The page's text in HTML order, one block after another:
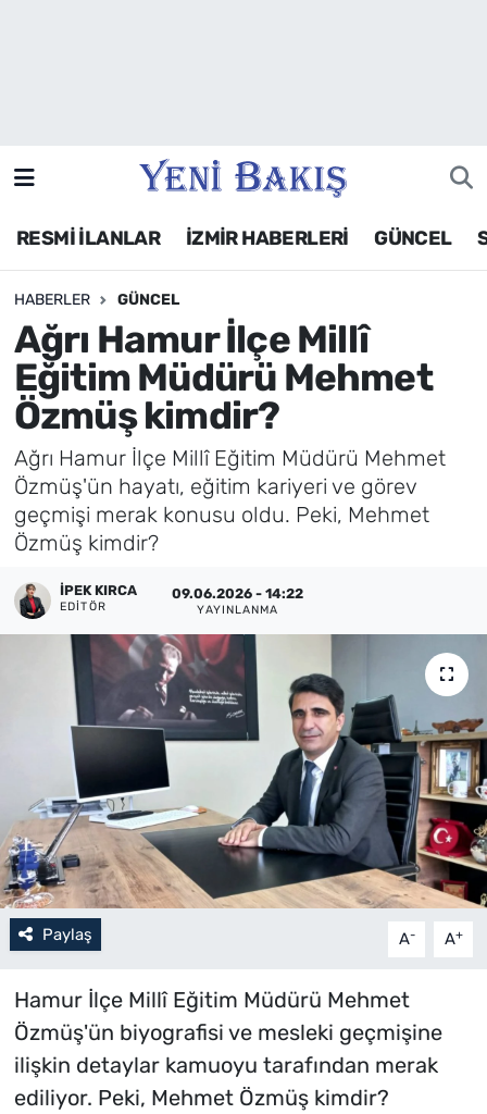
RESMİ İLANLAR İZMİR HABERLERİ GÜNCEL
HABERLER GÜNCEL
Ağrı Hamur İlçe Millî
Eğitim Müdürü Mehmet
Özmüş kimdir?
Ağrı Hamur İlçe Millî Eğitim Müdürü Mehmet
Özmüş'ün hayatı, eğitim kariyeri ve görev
geçmişi merak konusu oldu. Peki, Mehmet
Özmüş kimdir?
İPEK KIRCA
EDITÖR
09.06.2026 - 14:22
YAYINLANMA
Paylaş A- A+
Hamur İlçe Millî Eğitim Müdürü Mehmet
Özmüş'ün biyografisi ve mesleki geçmişine
ilişkin detaylar kamuoyu tarafından merak
ediliyor. Peki, Mehmet Özmüş kimdir?
Siyaset
Asayiş / Polis-Adliye
Spor
Magazin
Foto Galeri
Künye
İletişim